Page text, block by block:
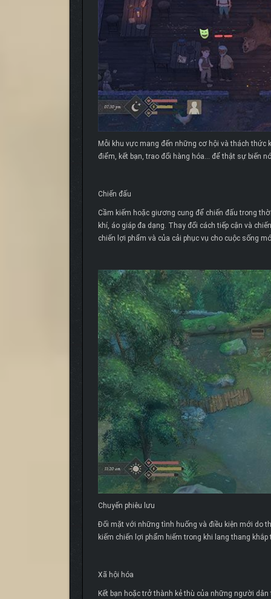
Mỗi khu vực mang đến những cơ hội và thách
điểm, kết bạn, trao đổi hàng hóa... để thật sự biến
Chiến đấu
Cầm kiếm hoặc giương cung để chiến đấu trong
khí, áo giáp đa dạng. Thay đổi cách tiếp cận và
chiến lợi phẩm và của cải phục vụ cho cuộc sống
Chuyến phiêu lưu
Đối mặt với những tình huống và điều kiện mới do
kiếm chiến lợi phẩm hiếm trong khi lang thang
Xã hội hóa
Kết bạn hoặc trở thành kẻ thù của những người